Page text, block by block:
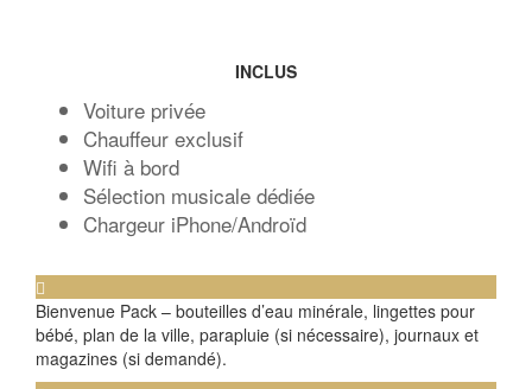
INCLUS
Voiture privée
Chauffeur exclusif
Wifi à bord
Sélection musicale dédiée
Chargeur iPhone/Androïd
Bienvenue Pack – bouteilles d’eau minérale, lingettes pour
bébé, plan de la ville, parapluie (si nécessaire), journaux et
magazines (si demandé).